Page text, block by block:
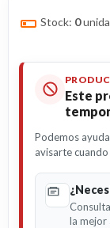
Stock: 0
Este
Podemos
avisarte
la mejor